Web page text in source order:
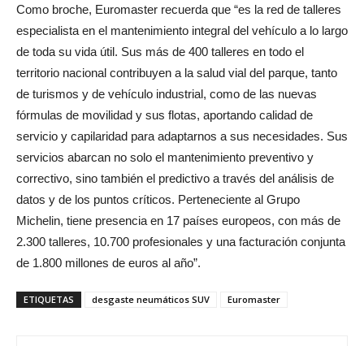
Como broche, Euromaster recuerda que “es la red de talleres
especialista en el mantenimiento integral del vehículo a lo largo
de toda su vida útil. Sus más de 400 talleres en todo el
territorio nacional contribuyen a la salud vial del parque, tanto
de turismos y de vehículo industrial, como de las nuevas
fórmulas de movilidad y sus flotas, aportando calidad de
servicio y capilaridad para adaptarnos a sus necesidades. Sus
servicios abarcan no solo el mantenimiento preventivo y
correctivo, sino también el predictivo a través del análisis de
datos y de los puntos críticos. Perteneciente al Grupo
Michelin, tiene presencia en 17 países europeos, con más de
2.300 talleres, 10.700 profesionales y una facturación conjunta
de 1.800 millones de euros al año”.
ETIQUETAS desgaste neumáticos SUV Euromaster